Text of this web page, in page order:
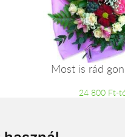
Most is rád
24 800 Ft-